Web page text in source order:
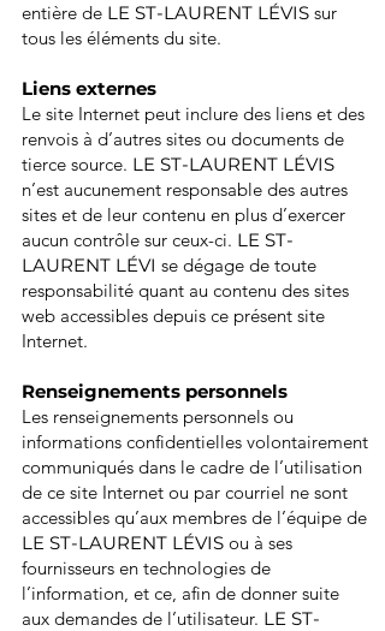
entière de LE ST-LAURENT LÉVIS sur
tous les éléments du site.
Liens externes
Le site Internet peut inclure des liens et des
renvois à d’autres sites ou documents de
tierce source. LE ST-LAURENT LÉVIS
n’est aucunement responsable des autres
sites et de leur contenu en plus d’exercer
aucun contrôle sur ceux-ci. LE ST-
LAURENT LÉVI se dégage de toute
responsabilité quant au contenu des sites
web accessibles depuis ce présent site
Internet.
Renseignements personnels
Les renseignements personnels ou
informations confidentielles volontairement
communiqués dans le cadre de l’utilisation
de ce site Internet ou par courriel ne sont
accessibles qu’aux membres de l’équipe de
LE ST-LAURENT LÉVIS ou à ses
fournisseurs en technologies de
l’information, et ce, afin de donner suite
aux demandes de l’utilisateur. LE ST-